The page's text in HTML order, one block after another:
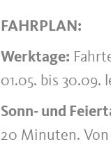
FAHRPLAN:
Werktage:
01.05. bis 30.09.
Sonn- und
20 Minuten. Von